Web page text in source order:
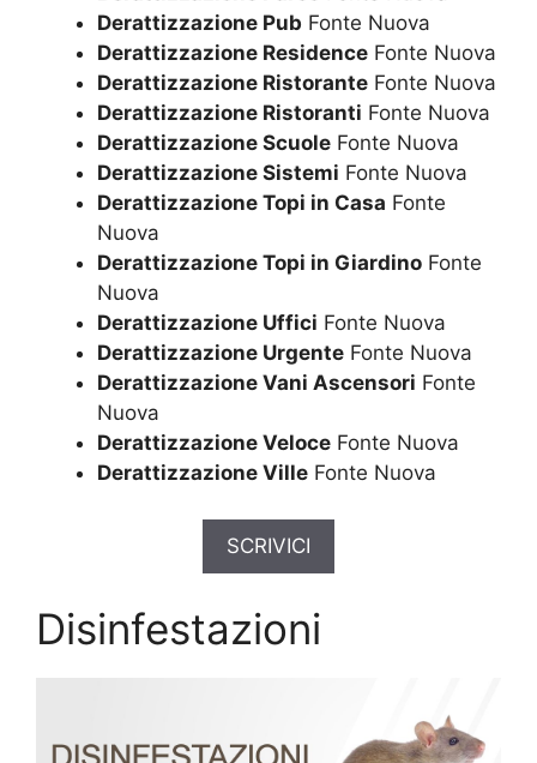
Derattizzazione Pub Fonte Nuova
Derattizzazione Residence Fonte Nuova
Derattizzazione Ristorante Fonte Nuova
Derattizzazione Ristoranti Fonte Nuova
Derattizzazione Scuole Fonte Nuova
Derattizzazione Sistemi Fonte Nuova
Derattizzazione Topi in Casa Fonte
Nuova
Derattizzazione Topi in Giardino Fonte
Nuova
Derattizzazione Uffici Fonte Nuova
Derattizzazione Urgente Fonte Nuova
Derattizzazione Vani Ascensori Fonte
Nuova
Derattizzazione Veloce Fonte Nuova
Derattizzazione Ville Fonte Nuova
SCRIVICI
Disinfestazioni